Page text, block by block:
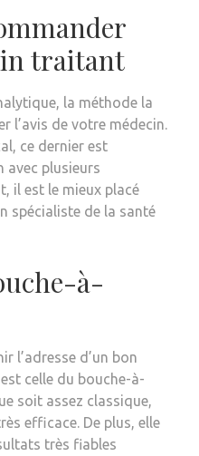
traitant
la méthode la
l’avis de votre médecin.
ce dernier est
avec plusieurs
il est le mieux placé
spécialiste de la santé
à-
l’adresse d’un bon
celle du bouche-à-
soit assez classique,
efficace. De plus, elle
très fiables